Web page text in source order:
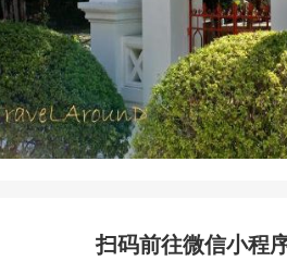
扫码前往微信小程